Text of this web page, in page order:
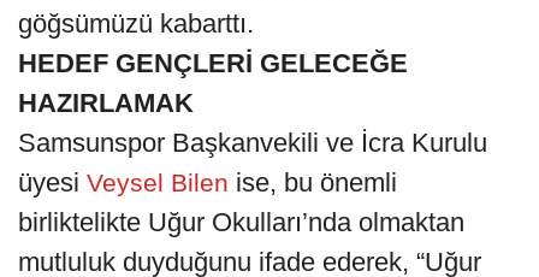
göğsümüzü kabarttı.
HEDEF GENÇLERİ GELECEĞE
HAZIRLAMAK
Samsunspor Başkanvekili ve İcra Kurulu
üyesi Veysel Bilen ise, bu önemli
birliktelikte Uğur Okulları’nda olmaktan
mutluluk duyduğunu ifade ederek, “Uğur